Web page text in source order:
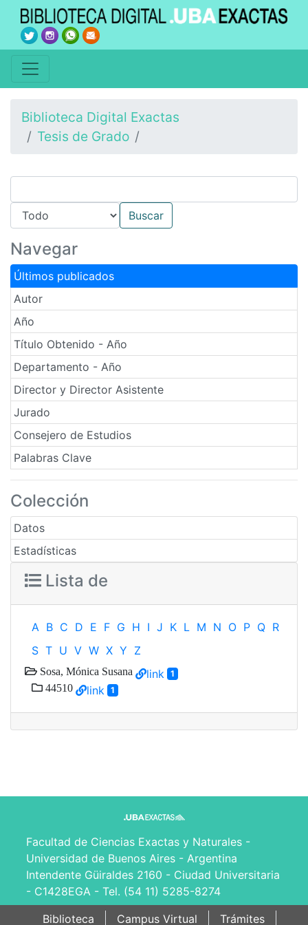
Biblioteca Digital Exactas
Tesis de Grado
Navegar
Últimos publicados
Autor
Año
Título Obtenido - Año
Departamento - Año
Director y Director Asistente
Jurado
Consejero de Estudios
Palabras Clave
Colección
Datos
Estadísticas
Lista de
A B C D E F G H I J K L M N O P Q R
S T U V W X Y Z
Sosa, Mónica Susana link 1
44510 link 1
Facultad de Ciencias Exactas y Naturales -
Universidad de Buenos Aires - Argentina
Intendente Güiraldes 2160 - Ciudad Universitaria
- C1428EGA - Tel. (54 11) 5285-8274
Biblioteca
Campus Virtual Trámites